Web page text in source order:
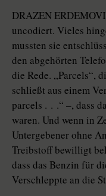
DRAZEN
uncodiert. Vieles
mussten sie
den abgehörten
die Rede. „Parcels“,
schließt aus einem
parcels . . .“ –, dass
waren. Und wenn in
Untergebener ohne
Treibstoff bewilligt
dass das Benzin für
Verschleppte an die